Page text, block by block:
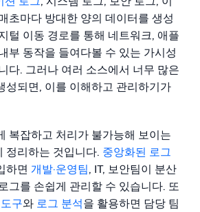
발견하고 더 똑똑하게 대응
그
으로 클라우드 보안 강화
제 해결
로 탐지 및 해결
초마다 방대한 양의 데이터를 생성
털 이동 경로를 통해 네트워크, 애플
부 동작을 들여다볼 수 있는 가시성
다. 그러나 여러 소스에서 너무 많은
성되면, 이를 이해하고 관리하기가
복잡하고 처리가 불가능해 보이는
정리하는 것입니다. 중앙화된 로그
하면 개발·운영팀, IT, 보안팀이 분산
그를 손쉽게 관리할 수 있습니다. 또
구와 로그 분석을 활용하면 담당 팀